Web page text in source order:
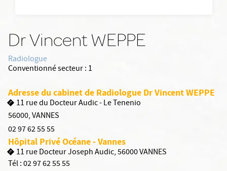
Dr Vincent WEPPE
Radiologue
Conventionné secteur : 1
Adresse du cabinet de Radiologue Dr Vincent WEPPE
11 rue du Docteur Audic - Le Tenenio
56000,VANNES
02 97 62 55 55
Hôpital Privé Océane - Vannes
11 rue Docteur Joseph Audic, 56000 VANNES
Tél :02 97 62 55 55